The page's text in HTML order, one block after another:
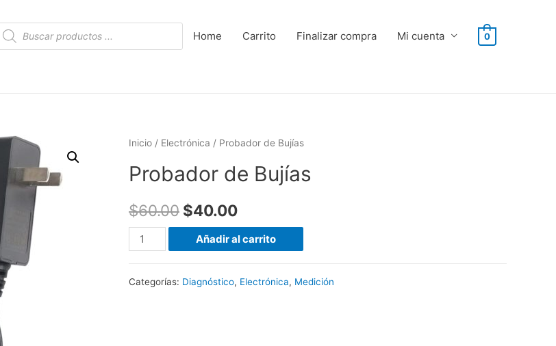
de Home Carrito Finalizar compra Mi cuenta 0
Inicio / Electrónica / Probador de Bujías
Probador de Bujías
$60.00 $40.00
Probador
de
cantidad
Añadir al carrito
Categorías: Diagnóstico, Electrónica, Medición